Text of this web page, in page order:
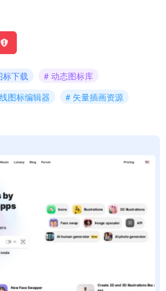
标下载
# 动态图标库
图标编辑器
# 矢量插画资源